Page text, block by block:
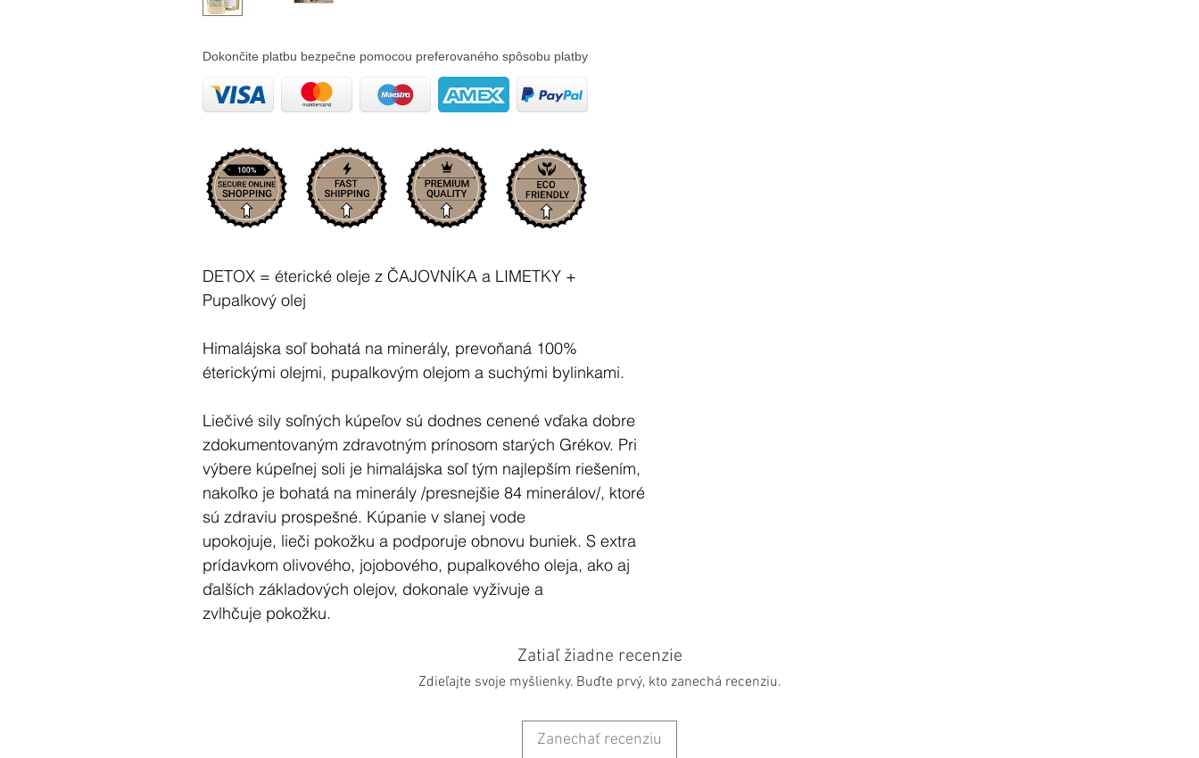
Dokončite platbu bezpečne pomocou preferovaného spôsobu platby
DETOX = éterické oleje z ČAJOVNÍKA a LIMETKY +
Pupalkový olej
Himalájska soľ bohatá na minerály, prevoňaná 100%
éterickými olejmi, pupalkovým olejom a suchými bylinkami.
Liečivé sily soľných kúpeľov sú dodnes cenené vďaka dobre
zdokumentovaným zdravotným prínosom starých Grékov. Pri
výbere kúpeľnej soli je himalájska soľ tým najlepším riešením,
nakoľko je bohatá na minerály /presnejšie 84 minerálov/, ktoré
sú zdraviu prospešné. Kúpanie v slanej vode
upokojuje, lieči pokožku a podporuje obnovu buniek. S extra
prídavkom olivového, jojobového, pupalkového oleja, ako aj
ďalších základových olejov, dokonale vyživuje a
zvlhčuje pokožku.
aromaterapeutického kúpeľa so zmesou kvalitnej himalájskej
Zatiaľ žiadne recenzie
Zdieľajte svoje myšlienky. Buďte prvý, kto zanechá recenziu.
Zanechať recenziu